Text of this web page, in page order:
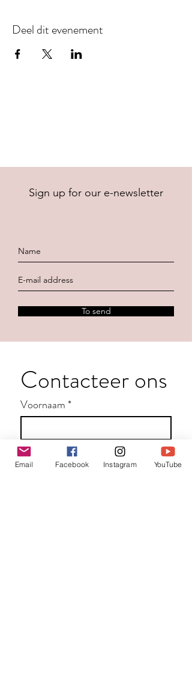
Deel dit evenement
Sign up for our e-newsletter
To send
Contacteer ons
Voornaam*
Familienaam
Email Facebook Instagram YouTube